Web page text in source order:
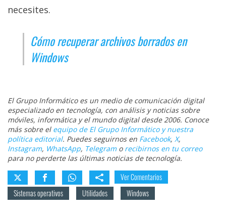
necesites.
Cómo recuperar archivos borrados en
Windows
El Grupo Informático es un medio de comunicación digital
especializado en tecnología, con análisis y noticias sobre
móviles, informática y el mundo digital desde 2006. Conoce
más sobre el equipo de El Grupo Informático y nuestra
política editorial. Puedes seguirnos en Facebook, X,
Instagram, WhatsApp, Telegramo recibirnos en tu correo
para no perderte las últimas noticias de tecnología.
Ver Comentarios
Sistemas operativos
Utilidades Windows